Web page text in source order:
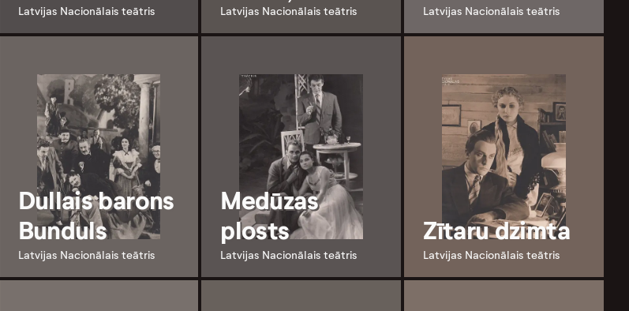
Latvijas Nacionālais teātris Latvijas Nacionālais teātris Latvijas Nacionālais teātris
Dullais barons
Bunduls
Latvijas Nacionālais teātris
Medūzas
plosts
Latvijas Nacionālais teātris
Zītaru dzimta
Latvijas Nacionālais teātris